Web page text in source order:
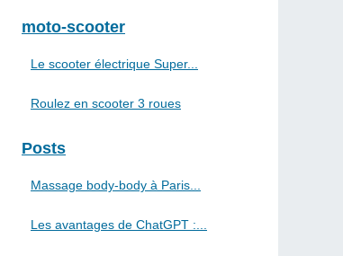
moto-scooter
Le scooter électrique Super...
Roulez en scooter 3 roues
Posts
Massage body-body à Paris...
Les avantages de ChatGPT :...